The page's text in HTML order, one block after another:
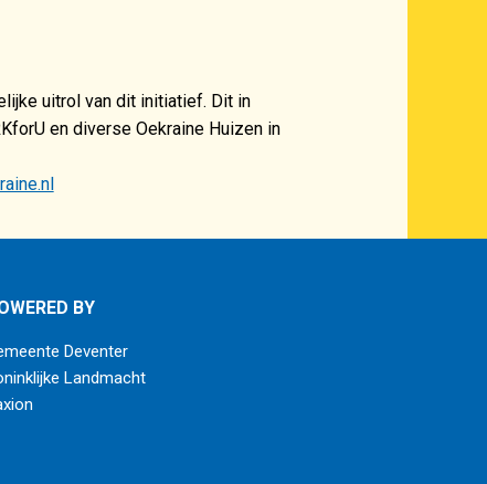
uitrol van dit initiatief. Dit in
en diverse Oekraine Huizen in
BY
Deventer
Landmacht